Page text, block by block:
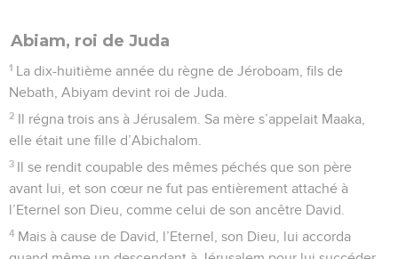
Abiam, roi de Juda
1 La dix-huitième année du règne de Jéroboam, fils de
Nebath, Abiyam devint roi de Juda.
2 Il régna trois ans à Jérusalem. Sa mère s’appelait Maaka,
elle était une fille d’Abichalom.
3 Il se rendit coupable des mêmes péchés que son père
avant lui, et son cœur ne fut pas entièrement attaché à
l’Eternel son Dieu, comme celui de son ancêtre David.
4 Mais à cause de David, l’Eternel, son Dieu, lui accorda